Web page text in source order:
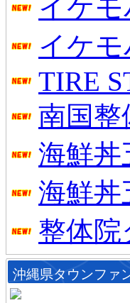
イケ
イケ
TIRE
南国整
海鮮丼
海鮮丼
整体院
沖縄県タウンファ